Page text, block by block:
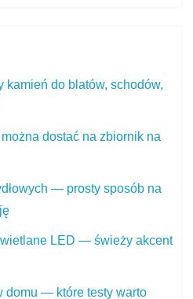
do blatów, schodów,
dostać na zbiornik na
— prosty sposób na
LED — świeży akcent
domu — które testy warto